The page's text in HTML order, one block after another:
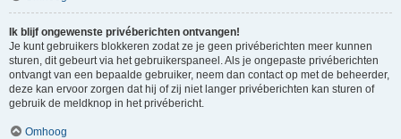
Ik blijf ongewenste privéberichten ontvangen!
Je kunt gebruikers blokkeren zodat ze je geen privéberichten meer kunnen
sturen, dit gebeurt via het gebruikerspaneel. Als je ongepaste privéberichten
ontvangt van een bepaalde gebruiker, neem dan contact op met de beheerder,
deze kan ervoor zorgen dat hij of zij niet langer privéberichten kan sturen of
gebruik de meldknop in het privébericht.
Omhoog